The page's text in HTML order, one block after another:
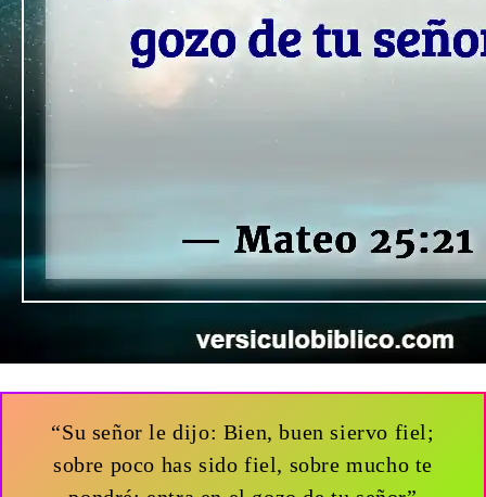
“Su señor le dijo: Bien, buen siervo fiel;
sobre poco has sido fiel, sobre mucho te